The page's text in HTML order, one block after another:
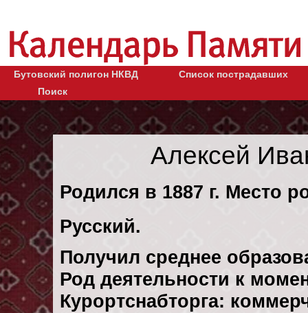
Бутовский полигон НКВД
Список пострадавших
Поиск
Алексей
Родился в 1887 г. Место
Русский.
Получил среднее
Род деятельности к
Курортснабторга: